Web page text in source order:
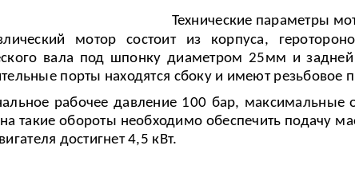
Технические параметры
мотор состоит из корпуса,
вала под шпонку диаметром 25мм и
порты находятся сбоку и имеют резьбовое
рабочее давление 100 бар, максимальные
такие обороты необходимо обеспечить подачу
достигнет 4,5 кВт.